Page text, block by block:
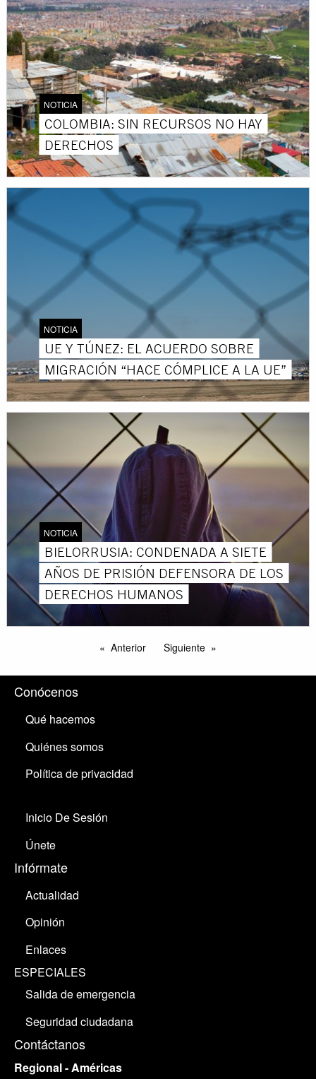
NOTICIA
COLOMBIA: SIN RECURSOS NO HAY
DERECHOS
NOTICIA
UE Y TÚNEZ: EL ACUERDO SOBRE
MIGRACIÓN “HACE CÓMPLICE A LA UE”
NOTICIA
BIELORRUSIA: CONDENADA A SIETE
AÑOS DE PRISIÓN DEFENSORA DE LOS
DERECHOS HUMANOS
Anterior Siguiente
Conócenos
Qué hacemos
Quiénes somos
Política de privacidad
Inicio De Sesión
Únete
Infórmate
Actualidad
Opinión
Enlaces
ESPECIALES
Salida de emergencia
Seguridad ciudadana
Contáctanos
Regional - Américas